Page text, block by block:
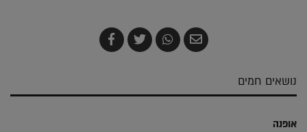
שלח
בדואר
שתף
ב-
צייץ
ב-
שתף
ב-
נושאים חמים
אופנה